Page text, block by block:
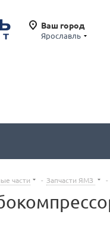
Ваш город
Ярославль
части - Запчасти ЯМЗ -